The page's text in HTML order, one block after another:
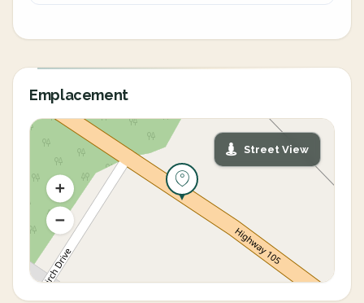
Emplacement
Street View